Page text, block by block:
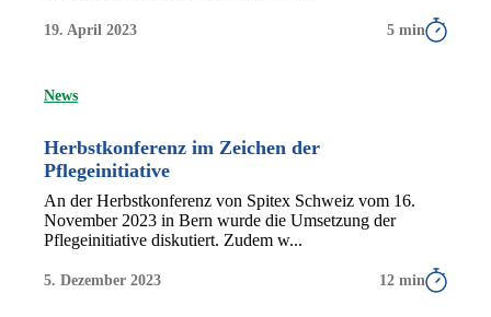
19. April 2023 5 min
News
Herbstkonferenz im Zeichen der
Pflegeinitiative
An der Herbstkonferenz von Spitex Schweiz vom 16.
November 2023 in Bern wurde die Umsetzung der
Pflegeinitiative diskutiert. Zudem w...
5. Dezember 2023 12 min